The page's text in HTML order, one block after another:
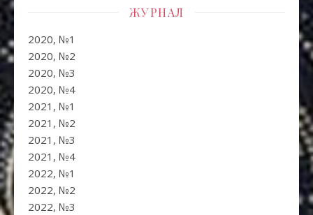
ЖУРНАЛ
2020, №1
2020, №2
2020, №3
2020, №4
2021, №1
2021, №2
2021, №3
2021, №4
2022, №1
2022, №2
2022, №3